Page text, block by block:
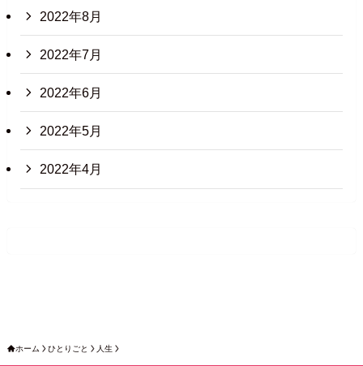
2022年8月
2022年7月
2022年6月
2022年5月
2022年4月
ホーム ひとりごと 人生